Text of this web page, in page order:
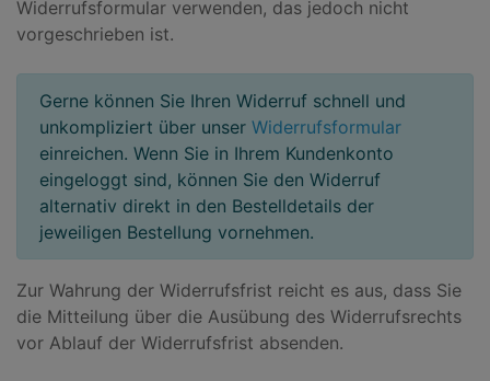
Widerrufsformular verwenden, das jedoch nicht
vorgeschrieben ist.
Gerne können Sie Ihren Widerruf schnell und
unkompliziert über unser Widerrufsformular
einreichen. Wenn Sie in Ihrem Kundenkonto
eingeloggt sind, können Sie den Widerruf
alternativ direkt in den Bestelldetails der
jeweiligen Bestellung vornehmen.
Zur Wahrung der Widerrufsfrist reicht es aus, dass Sie
die Mitteilung über die Ausübung des Widerrufsrechts
vor Ablauf der Widerrufsfrist absenden.